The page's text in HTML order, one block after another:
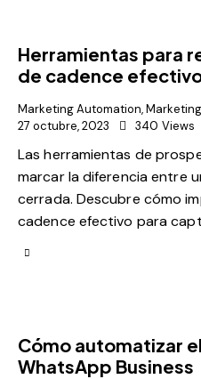
Herramientas para
de cadence
Marketing Automation,
27 octubre, 2023
340 Views
Las herramientas de
marcar la diferencia entre
cerrada. Descubre cómo
cadence efectivo para
Cómo automatizar
WhatsApp Business